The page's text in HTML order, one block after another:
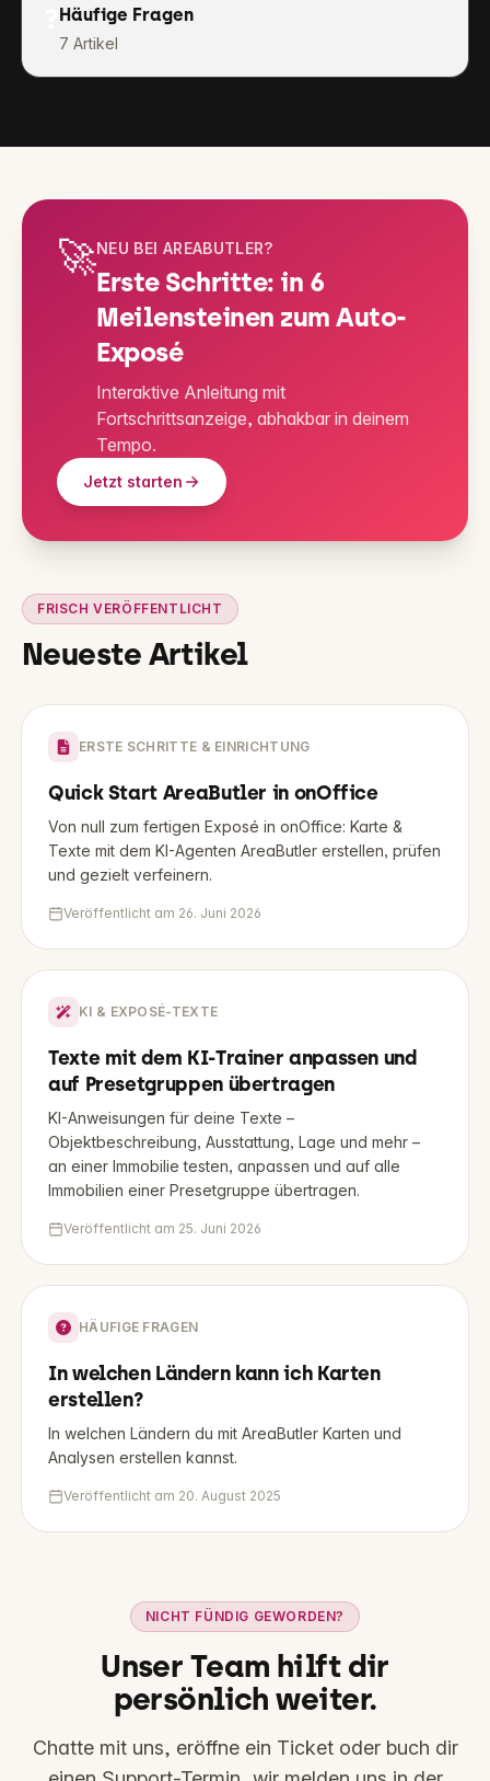
Häufige Fragen
7 Artikel
🚀NEU BEI AREABUTLER?
Erste Schritte: in 6
Meilensteinen zum Auto-
Exposé
Interaktive Anleitung mit
Fortschrittsanzeige, abhakbar in deinem
Tempo.
Jetzt starten
FRISCH VERÖFFENTLICHT
Neueste Artikel
ERSTE SCHRITTE & EINRICHTUNG
Quick Start AreaButler in onOffice
Von null zum fertigen Exposé in onOffice: Karte &
Texte mit dem KI-Agenten AreaButler erstellen, prüfen
und gezielt verfeinern.
Veröffentlicht am 26. Juni 2026
KI & EXPOSÉ-TEXTE
Texte mit dem KI-Trainer anpassen und
auf Presetgruppen übertragen
KI-Anweisungen für deine Texte –
Objektbeschreibung, Ausstattung, Lage und mehr –
an einer Immobilie testen, anpassen und auf alle
Immobilien einer Presetgruppe übertragen.
Veröffentlicht am 25. Juni 2026
HÄUFIGE FRAGEN
In welchen Ländern kann ich Karten
erstellen?
In welchen Ländern du mit AreaButler Karten und
Analysen erstellen kannst.
Veröffentlicht am 20. August 2025
NICHT FÜNDIG GEWORDEN?
Unser Team hilft dir
persönlich weiter.
Chatte mit uns, eröffne ein Ticket oder buch dir